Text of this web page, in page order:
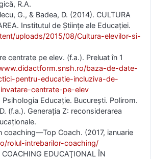
R.A.
G., & Badea, D. (2014). CULTURA
Institutul de Ştiinţe ale Educaţiei.
uploads/2015/08/Cultura-elevilor-si-
centrate pe elev. (f.a.). Preluat în 1
baza-de-date-
pentru-educatie-incluziva-de-
centrate-pe-elev
Educaţie. Bucureşti. Polirom.
(f.a.). Generația Z: reconsiderarea
coaching—Top Coach. (2017, ianuarie
rolul-intrebarilor-coaching/
EDUCAŢIONAL ÎN